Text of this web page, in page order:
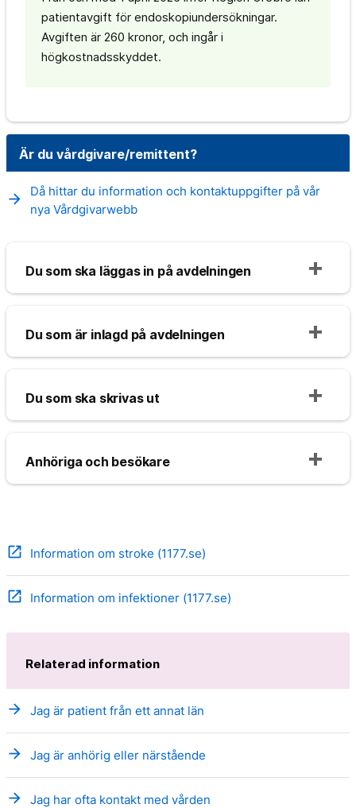
patientavgift för endoskopiundersökningar.
Avgiften är 260 kronor, och ingår i
högkostnadsskyddet.
Är du vårdgivare/remittent?
arrow_forward
Då hittar du information och kontaktuppgifter på vår
nya Vårdgivarwebb
Du som ska läggas in på avdelningen
Du som är inlagd på avdelningen
Du som ska skrivas ut
Anhöriga och besökare
open_in_new Information om stroke (1177.se)
open_in_new Information om infektioner (1177.se)
Relaterad information
arrow_forward Jag är patient från ett annat län
arrow_forward Jag är anhörig eller närstående
arrow_forward Jag har ofta kontakt med vården